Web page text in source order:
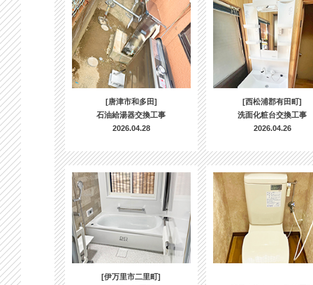
[唐津市和多田]
石油給湯器交換工事
2026.04.28
[西松浦郡有田町]
洗面化粧台交換工事
2026.04.26
[伊万里市二里町]